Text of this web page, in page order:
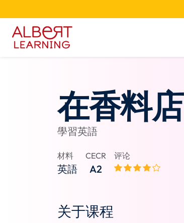
在香料店
學習英語
材料
英語
CECR
A2
评论
关于课程